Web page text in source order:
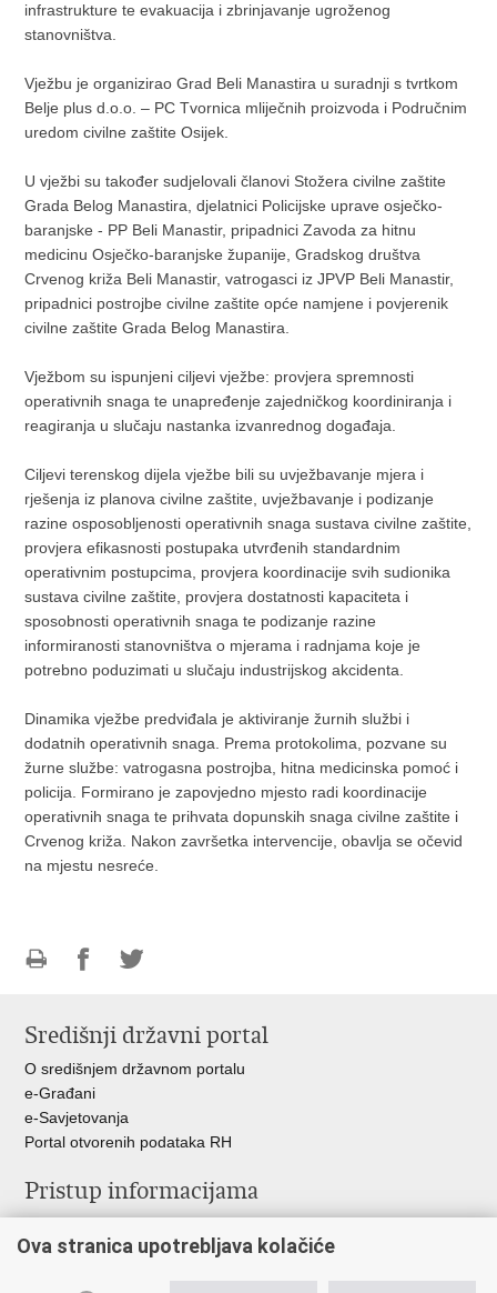
infrastrukture te evakuacija i zbrinjavanje ugroženog
stanovništva.
Vježbu je organizirao Grad Beli Manastira u suradnji s tvrtkom
Belje plus d.o.o. – PC Tvornica mliječnih proizvoda i Područnim
uredom civilne zaštite Osijek.
U vježbi su također sudjelovali članovi Stožera civilne zaštite
Grada Belog Manastira, djelatnici Policijske uprave osječko-
baranjske - PP Beli Manastir, pripadnici Zavoda za hitnu
medicinu Osječko-baranjske županije, Gradskog društva
Crvenog križa Beli Manastir, vatrogasci iz JPVP Beli Manastir,
pripadnici postrojbe civilne zaštite opće namjene i povjerenik
civilne zaštite Grada Belog Manastira.
Vježbom su ispunjeni ciljevi vježbe: provjera spremnosti
operativnih snaga te unapređenje zajedničkog koordiniranja i
reagiranja u slučaju nastanka izvanrednog događaja.
Ciljevi terenskog dijela vježbe bili su uvježbavanje mjera i
rješenja iz planova civilne zaštite, uvježbavanje i podizanje
razine osposobljenosti operativnih snaga sustava civilne zaštite,
provjera efikasnosti postupaka utvrđenih standardnim
operativnim postupcima, provjera koordinacije svih sudionika
sustava civilne zaštite, provjera dostatnosti kapaciteta i
sposobnosti operativnih snaga te podizanje razine
informiranosti stanovništva o mjerama i radnjama koje je
potrebno poduzimati u slučaju industrijskog akcidenta.
Dinamika vježbe predviđala je aktiviranje žurnih službi i
dodatnih operativnih snaga. Prema protokolima, pozvane su
žurne službe: vatrogasna postrojba, hitna medicinska pomoć i
policija. Formirano je zapovjedno mjesto radi koordinacije
operativnih snaga te prihvata dopunskih snaga civilne zaštite i
Crvenog križa. Nakon završetka intervencije, obavlja se očevid
na mjestu nesreće.
FacebookuTwitteru
Središnji državni portal
O središnjem državnom portalu
e-Građani
e-Savjetovanja
Portal otvorenih podataka RH
Pristup informacijama
Savjetovanje
Ova stranica upotrebljava kolačiće